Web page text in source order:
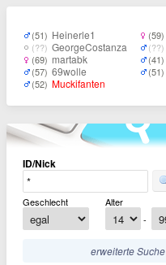
(51) Heinerle1
(??) GeorgeCostanza
(69) martabk
(57) 69wolle
(52) Muckifanten
(59)
(??)
(41)
(51)
ID/Nick
Geschlecht
Alter
-
erweiterte Suche